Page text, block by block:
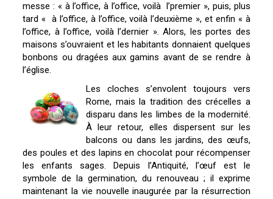
messe : « à l’office, à l’office, voilà l’premier », puis, plus
tard « à l’office, à l’office, voilà l’deuxième », et enfin « à
l’office, à l’office, voilà l’dernier ». Alors, les portes des
maisons s’ouvraient et les habitants donnaient quelques
bonbons ou dragées aux gamins avant de se rendre à
l’église.
Les cloches s’envolent toujours vers
Rome, mais la tradition des crécelles a
disparu dans les limbes de la modernité.
À leur retour, elles dispersent sur les
balcons ou dans les jardins, des œufs,
des poules et des lapins en chocolat pour récompenser
les enfants sages. Depuis l’Antiquité, l’œuf est le
symbole de la germination, du renouveau ; il exprime
maintenant la vie nouvelle inaugurée par la résurrection